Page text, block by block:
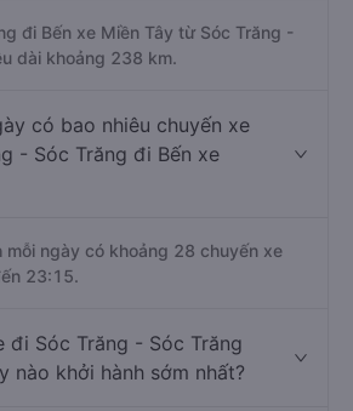
đi Bến xe Miền Tây từ Sóc Trăng -
dài khoảng 238 km.
có bao nhiêu chuyến xe
- Sóc Trăng đi Bến xe
mỗi ngày có khoảng 28 chuyến xe
23:15.
đi Sóc Trăng - Sóc Trăng
nào khởi hành sớm nhất?